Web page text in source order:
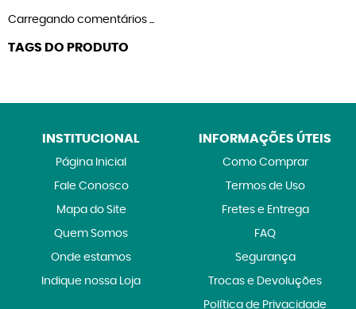
Carregando comentários ...
TAGS DO PRODUTO
INSTITUCIONAL
Página Inicial
Fale Conosco
Mapa do Site
Quem Somos
Onde estamos
Indique nossa Loja
INFORMAÇÕES ÚTEIS
Como Comprar
Termos de Uso
Fretes e Entrega
FAQ
Segurança
Trocas e Devoluções
Política de Privacidade